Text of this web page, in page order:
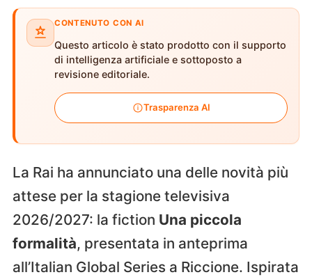
CONTENUTO CON AI
Questo articolo è stato prodotto con il supporto
di intelligenza artificiale e sottoposto a
revisione editoriale.
Trasparenza AI
La Rai ha annunciato una delle novità più
attese per la stagione televisiva
2026/2027: la fiction Una piccola
formalità, presentata in anteprima
all’Italian Global Series a Riccione. Ispirata